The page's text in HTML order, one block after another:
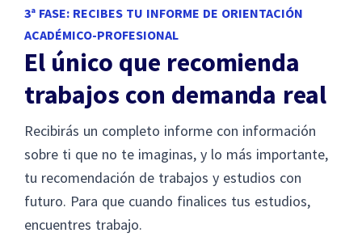
3ª FASE: RECIBES TU INFORME DE ORIENTACIÓN
ACADÉMICO-PROFESIONAL
El único que recomienda
trabajos con demanda real
Recibirás un completo informe con información
sobre ti que no te imaginas, y lo más importante,
tu recomendación de trabajos y estudios con
futuro. Para que cuando finalices tus estudios,
encuentres trabajo.